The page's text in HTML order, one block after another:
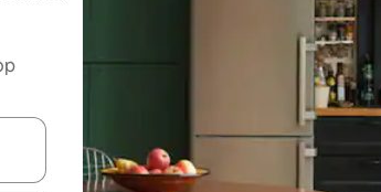
een keuze met je de pijltjestoetsen omhoog en